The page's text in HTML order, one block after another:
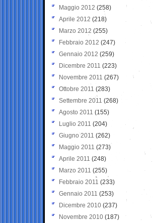
Maggio 2012 (258)
Aprile 2012 (218)
Marzo 2012 (255)
Febbraio 2012 (247)
Gennaio 2012 (259)
Dicembre 2011 (223)
Novembre 2011 (267)
Ottobre 2011 (283)
Settembre 2011 (268)
Agosto 2011 (155)
Luglio 2011 (204)
Giugno 2011 (262)
Maggio 2011 (273)
Aprile 2011 (248)
Marzo 2011 (255)
Febbraio 2011 (233)
Gennaio 2011 (253)
Dicembre 2010 (237)
Novembre 2010 (187)